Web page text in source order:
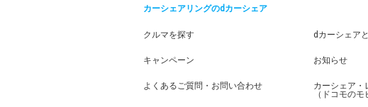
カーシェアリングのdカーシェア
クルマを探す dカーシェア
キャンペーン お知らせ
よくあるご質問・お問い合わせ
カーシェア・
（ドコモの